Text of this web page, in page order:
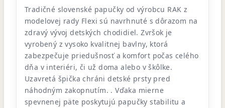
Tradičné slovenské papučky od výrobcu RAK z
modelovej rady Flexi sú navrhnuté s dôrazom na
zdravý vývoj detských chodidiel. Zvršok je
vyrobený z vysoko kvalitnej bavlny, ktorá
zabezpečuje priedušnosť a komfort počas celého
dňa v interiéri, či už doma alebo v škôlke.
Uzavretá špička chráni detské prsty pred
náhodným zakopnutím. . Vďaka mierne
spevnenej päte poskytujú papučky stabilitu a